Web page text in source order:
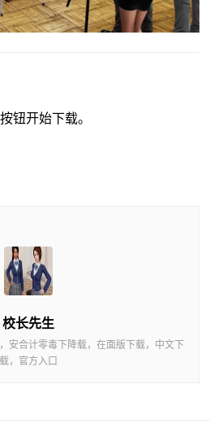
钮开始下载。
校长先生
安合计零毒下降载，在面版下载，中文下
载，官方入口